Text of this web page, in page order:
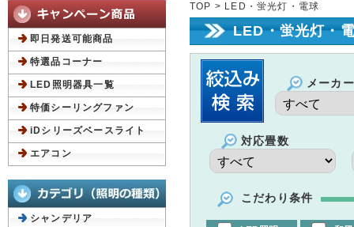
TOP > LED・蛍光灯・電球
LED・蛍光灯・
メーカー
対応畳数
こだわり条件
即日発送可能商品
特選品コーナー
LED照明器具一覧
特価シーリングファン
iDシリーズベースライト
エアコン
シャンデリア